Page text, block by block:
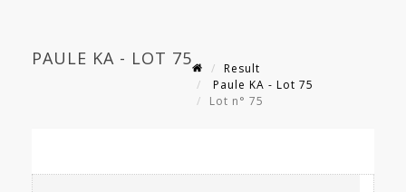
PAULE KA - LOT 75
Result
Paule KA - Lot 75
Lot n° 75